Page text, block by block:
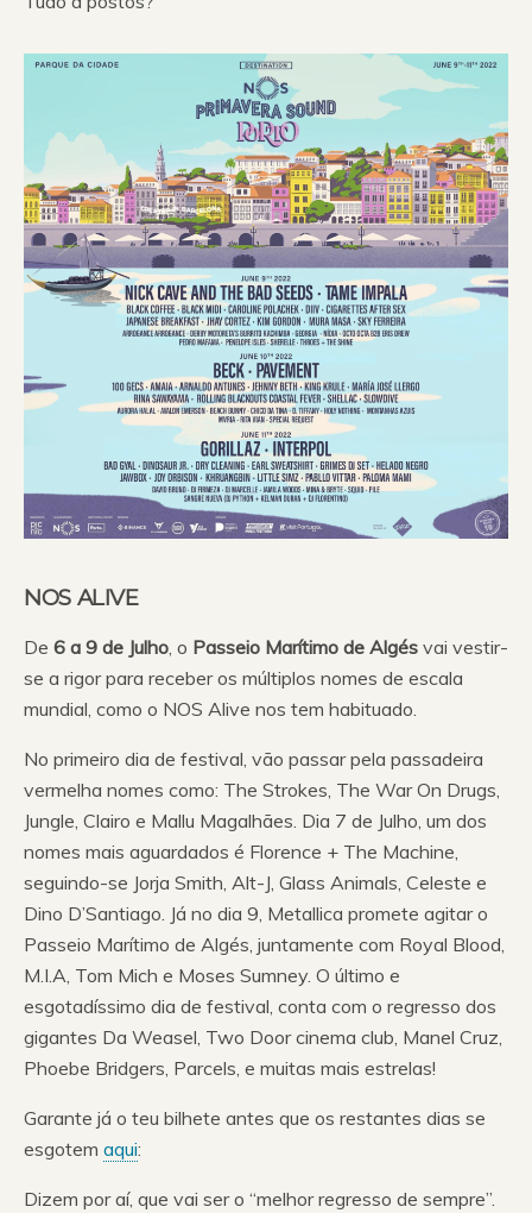
NOS ALIVE
De 6 a 9 de Julho, o Passeio Marítimo de Algés vai vestir-
se a rigor para receber os múltiplos nomes de escala
mundial, como o NOS Alive nos tem habituado.
No primeiro dia de festival, vão passar pela passadeira
vermelha nomes como: The Strokes, The War On Drugs,
Jungle, Clairo e Mallu Magalhães. Dia 7 de Julho, um dos
nomes mais aguardados é Florence + The Machine,
seguindo-se Jorja Smith, Alt-J, Glass Animals, Celeste e
Dino D’Santiago. Já no dia 9, Metallica promete agitar o
Passeio Marítimo de Algés, juntamente com Royal Blood,
M.I.A, Tom Mich e Moses Sumney. O último e
esgotadíssimo dia de festival, conta com o regresso dos
gigantes Da Weasel, Two Door cinema club, Manel Cruz,
Phoebe Bridgers, Parcels, e muitas mais estrelas!
Garante já o teu bilhete antes que os restantes dias se
esgotem aqui:
Dizem por aí, que vai ser o “melhor regresso de sempre”.